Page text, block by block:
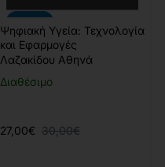
Διαθέσιμο
Ψηφιακή Υγεία: Τεχνολογία
και Εφαρμογές
Λαζακίδου Αθηνά
27,00€ 30,00€